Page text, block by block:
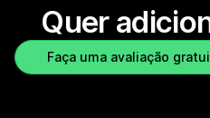
Quer
Faça uma avaliação